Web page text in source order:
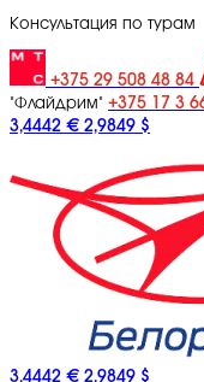
Консультация по турам
+375 29 508 48 84
"Флайдрим" +375 17 3
3,4442 € 2,9849 $
3,4442 € 2,9849 $